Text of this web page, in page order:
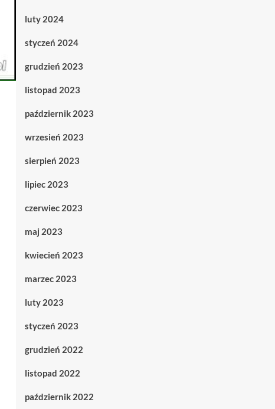
luty 2024
styczeń 2024
grudzień 2023
listopad 2023
październik 2023
wrzesień 2023
sierpień 2023
lipiec 2023
czerwiec 2023
maj 2023
kwiecień 2023
marzec 2023
luty 2023
styczeń 2023
grudzień 2022
listopad 2022
październik 2022